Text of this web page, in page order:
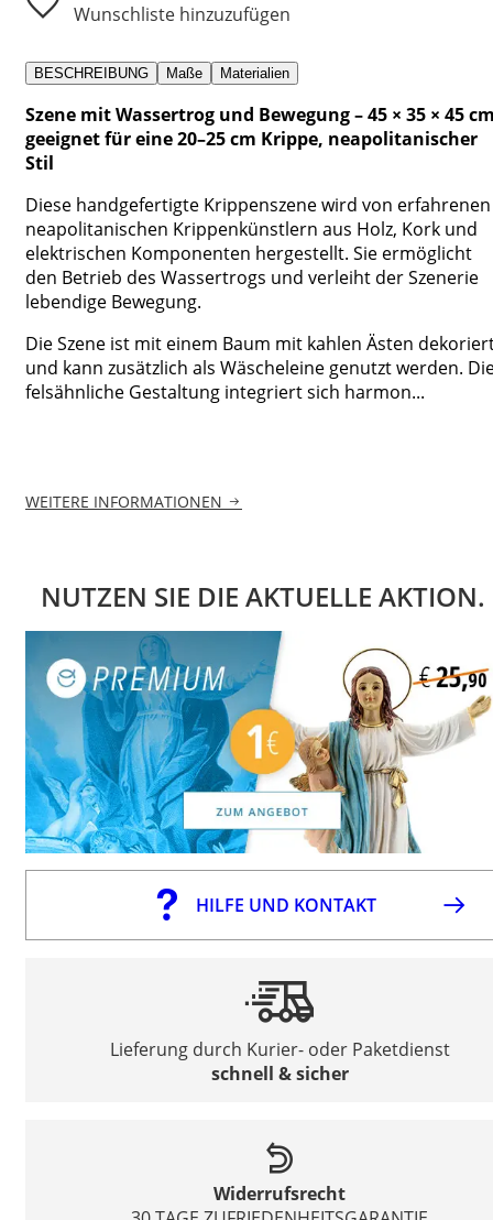
Wunschliste hinzuzufügen
BESCHREIBUNG Maße Materialien
Szene mit Wassertrog und Bewegung – 45 × 35 × 45
geeignet für eine 20–25 cm Krippe, neapolitanischer
Stil
Diese handgefertigte Krippenszene wird von erfahrenen
neapolitanischen Krippenkünstlern aus Holz, Kork und
elektrischen Komponenten hergestellt. Sie ermöglicht
den Betrieb des Wassertrogs und verleiht der Szenerie
lebendige Bewegung.
Die Szene ist mit einem Baum mit kahlen Ästen
und kann zusätzlich als Wäscheleine genutzt werden.
felsähnliche Gestaltung integriert sich harmon...
WEITERE INFORMATIONEN
NUTZEN SIE DIE AKTUELLE AKTION.
HILFE UND KONTAKT
Lieferung durch Kurier- oder Paketdienst
schnell & sicher
Widerrufsrecht